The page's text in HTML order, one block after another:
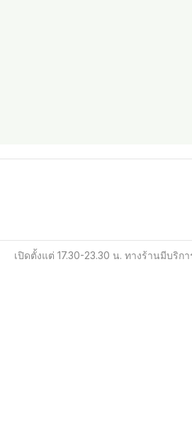
เปิดตั้งแต่ 17.30-23.30 น. ทางร้านมีบริ